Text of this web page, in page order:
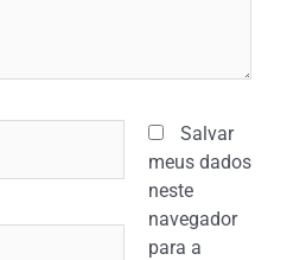
Salvar
meus dados
neste
navegador
para a